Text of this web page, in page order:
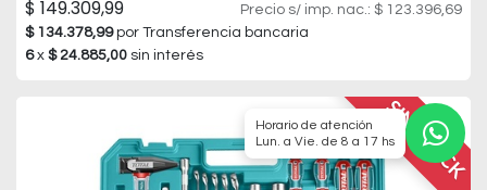
$ 149.309,99 Precio s/ imp. nac.: $ 123.396,69
$ 134.378,99 por Transferencia bancaria
6x $24.885,00 sin interés
SIN STOCK
Horario de atención
Lun. a Vie. de 8 a 17 hs